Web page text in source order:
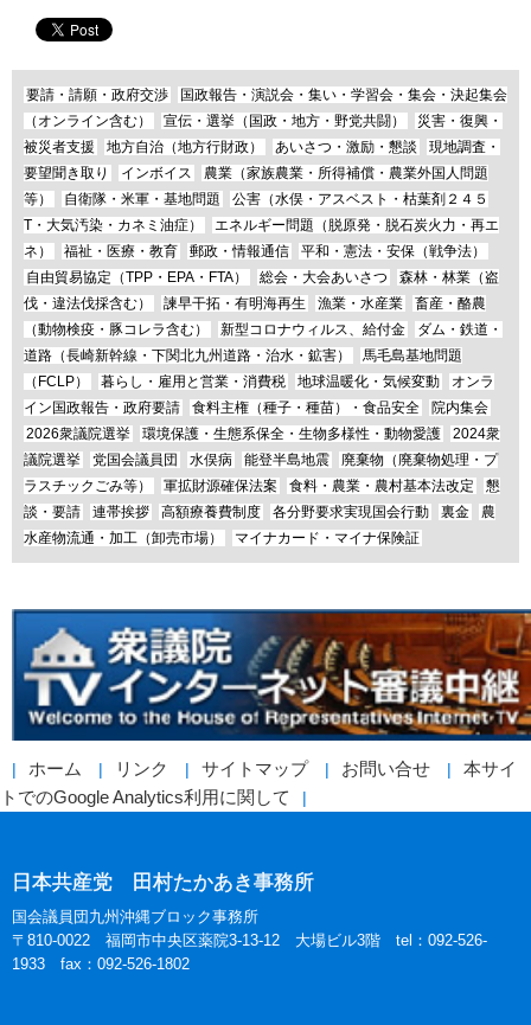
要請・請願・政府交渉
国政報告・演説会・集い・学習会・集会・決起集会
（オンライン含む）
宣伝・選挙（国政・地方・野党共闘）
災害・復興・
被災者支援
地方自治（地方行財政） あいさつ・激励・懇談
現地調査・
要望聞き取り
インボイス
農業（家族農業・所得補償・農業外国人問題
等）
自衛隊・米軍・基地問題
公害（水俣・アスベスト・枯葉剤２４５
T・大気汚染・カネミ油症）
エネルギー問題（脱原発・脱石炭火力・再エ
ネ）
福祉・医療・教育 郵政・情報通信
平和・憲法・安保（戦争法）
自由貿易協定（TPP・EPA・FTA）
総会・大会あいさつ
森林・林業（盗
伐・違法伐採含む）
諫早干拓・有明海再生 漁業・水産業
畜産・酪農
（動物検疫・豚コレラ含む）
新型コロナウィルス、給付金
ダム・鉄道・
道路（長崎新幹線・下関北九州道路・治水・鉱害）
馬毛島基地問題
（FCLP）
暮らし・雇用と営業・消費税 地球温暖化・気候変動
オンラ
イン国政報告・政府要請
食料主権（種子・種苗）・食品安全
院内集会
2026衆議院選挙
環境保護・生態系保全・生物多様性・動物愛護
2024衆
議院選挙
党国会議員団 水俣病 能登半島地震
廃棄物（廃棄物処理・プ
ラスチックごみ等）
軍拡財源確保法案 食料・農業・農村基本法改定
懇
談・要請
連帯挨拶 高額療養費制度 各分野要求実現国会行動 裏金
農
水産物流通・加工（卸売市場）
マイナカード・マイナ保険証
ホーム リンク サイトマップ お問い合せ
本サイ
トでのGoogle Analytics利用に関して
日本共産党 田村たかあき事務所
国会議員団九州沖縄ブロック事務所
〒810-0022 福岡市中央区薬院3-13-12 大場ビル3階 tel：092-526-
1933 fax：092-526-1802